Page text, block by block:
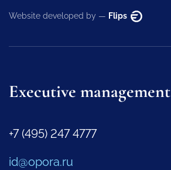
Website developed by — Flips
Executive management
+7 (495) 247 4777
id@opora.ru